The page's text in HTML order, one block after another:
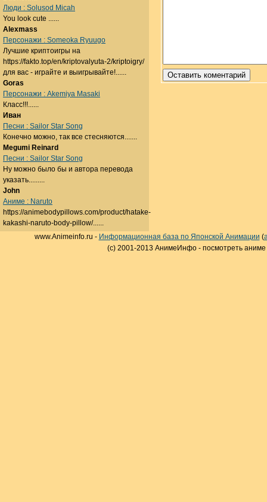
Люди : Solusod Micah
You look cute ......
Alexmass
Персонажи : Someoka Ryuugo
Лучшие криптоигры на
https://fakto.top/en/kriptovalyuta-2/kriptoigry/
для вас - играйте и выигрывайте!......
Goras
Персонажи : Akemiya Masaki
Класс!!!......
Иван
Песни : Sailor Star Song
Конечно можно, так все стесняются.......
Megumi Reinard
Песни : Sailor Star Song
Ну можно было бы и автора перевода
указать.........
John
Аниме : Naruto
https://animebodypillows.com/product/hatake-
kakashi-naruto-body-pillow/......
www.Animeinfo.ru - Информационная база по Японской Анимации (
(c) 2001-2013 АнимеИнфо - посмотреть аниме